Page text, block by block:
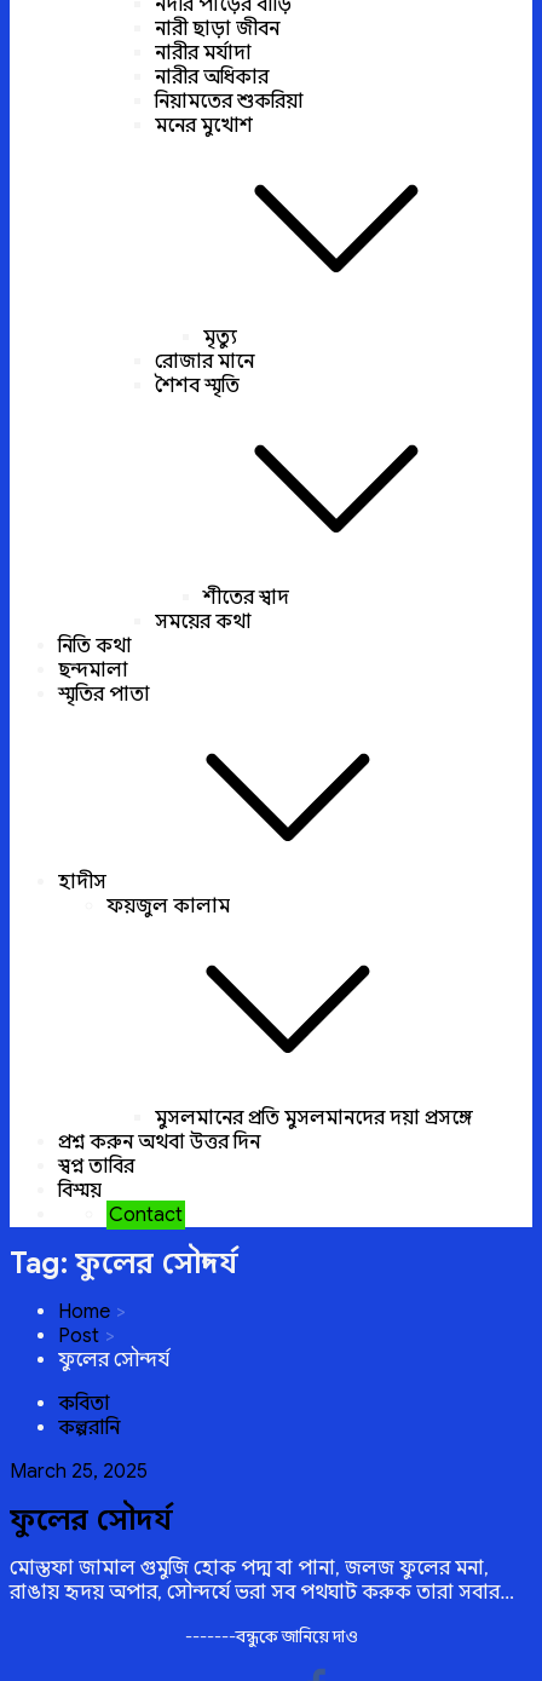
নদীর পাড়ের বাড়ি
নারী ছাড়া জীবন
নারীর মর্যাদা
নারীর অধিকার
নিয়ামতের শুকরিয়া
মনের মুখোশ
মৃত্যু
রোজার মানে
শৈশব স্মৃতি
শীতের স্বাদ
সময়ের কথা
নিতি কথা
ছন্দমালা
স্মৃতির পাতা
হাদীস
ফয়জুল কালাম
মুসলমানের প্রতি মুসলমানদের দয়া প্রসঙ্গে
প্রশ্ন করুন অথবা উত্তর দিন
স্বপ্ন তাবির
বিস্ময়
Contact
Tag: ফুলের সৌন্দর্য
Home
Post
ফুলের সৌন্দর্য
কবিতা
কল্পরানি
Posted
March 25, 2025
ফুলের সৌন্দর্য
মোস্তফা জামাল গুমুজি হোক পদ্ম বা পানা, জলজ ফুলের মনা,
রাঙায় হৃদয় অপার, সৌন্দর্যে ভরা সব পথঘাট করুক তারা সবার…
-------বন্ধুকে জানিয়ে দাও